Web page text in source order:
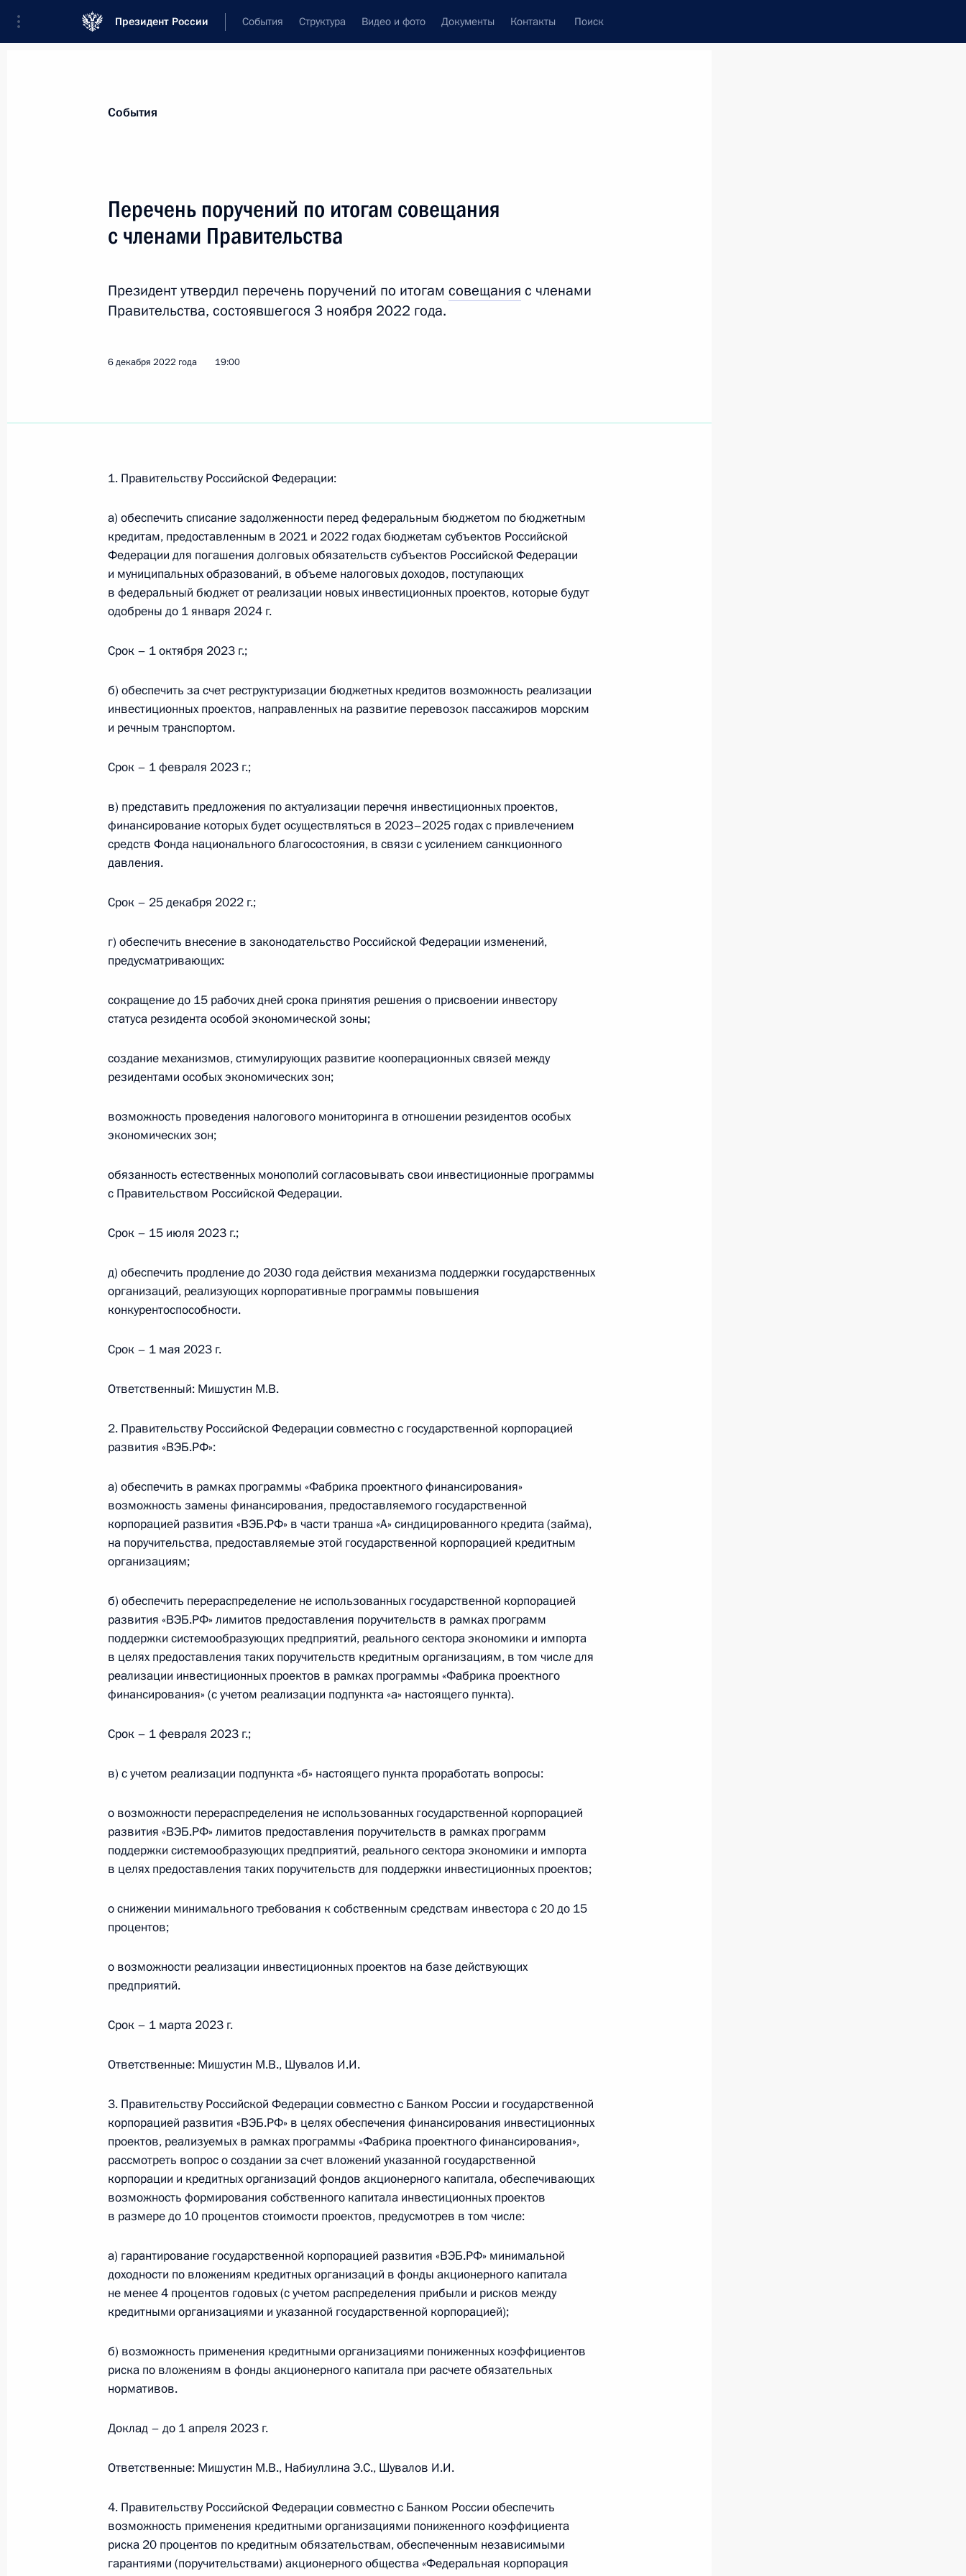
Президент России События Структура Видео и фото Документы Контакты Поиск
Показать следующие материалы
Пасечником
20 декабря 2022 года, 21:10
внешнего санкционного давления
Заседание Совета по стратегическому развитию
и национальным проектам
15 декабря 2022 года, 17:20
Перечень поручений по итогам совещания с членами
Встреча с главой «Деловой России» Алексеем Репиком
Перечень поручений по итогам совещания с членами
Правительства
6 декабря 2022 года, 19:00
о государственной кадастровой оценке
при продаже государственного и муниципального имущества
стоимостью менее 100 миллионов рублей
Внесены изменения в статьи 9 и 23 закона о валютном
регулировании и валютном контроле
Законодательно расширены полномочия антимонопольного
органа при проведении проверок
Продлён срок снятия ограничения на совершение сделок
площадей в ритейле
5 декабря 2022 года, 14:45
Подписан закон о ратификации Протокола № 2 о внесении
изменений в российско-белорусское межправсоглашение
о предоставлении правительству Белоруссии государственного
5 декабря 2022 года, 13:35
Подписан закон о ратификации Протокола о внесении
изменения в российско-казахстанское межправсоглашение
о торгово-экономическом сотрудничестве в области поставок
нефти и нефтепродуктов
Внесены изменения в закон о расчёте тарифа страхового взноса
на обязательное медицинское страхование неработающего
населения
5 декабря 2022 года, 12:35
закона о прожиточном минимуме
5 декабря 2022 года, 12:20
медицинского страхования на 2023 год и на плановый период
5 декабря 2022 года, 12:10
Форум межрегионального сотрудничества России и Казахстана
28 ноября 2022 года, 13:50
Встреча с председателем комиссии РСПП по производству
и рынку минеральных удобрений Дмитрием Мазепиным
23 ноября 2022 года, 10:00
Подписан закон, направленный на совершенствование
осуществлении производства по делу о банкротстве
Встреча с директором Фонда развития промышленности
Романом Петруцей
17 ноября 2022 года, 14:10
События
Перечень поручений по итогам совещания
с членами Правительства
Президент утвердил перечень поручений по итогам совещания с членами
Правительства, состоявшегося 3 ноября 2022 года.
6 декабря 2022 года 19:00
1. Правительству Российской Федерации:
а) обеспечить списание задолженности перед федеральным бюджетом по бюджетным
кредитам, предоставленным в 2021 и 2022 годах бюджетам субъектов Российской
Федерации для погашения долговых обязательств субъектов Российской Федерации
и муниципальных образований, в объеме налоговых доходов, поступающих
в федеральный бюджет от реализации новых инвестиционных проектов, которые будут
одобрены до 1 января 2024 г.
Срок – 1 октября 2023 г.;
б) обеспечить за счет реструктуризации бюджетных кредитов возможность реализации
инвестиционных проектов, направленных на развитие перевозок пассажиров морским
и речным транспортом.
Срок – 1 февраля 2023 г.;
в) представить предложения по актуализации перечня инвестиционных проектов,
финансирование которых будет осуществляться в 2023–2025 годах с привлечением
средств Фонда национального благосостояния, в связи с усилением санкционного
давления.
Срок – 25 декабря 2022 г.;
г) обеспечить внесение в законодательство Российской Федерации изменений,
предусматривающих:
сокращение до 15 рабочих дней срока принятия решения о присвоении инвестору
статуса резидента особой экономической зоны;
создание механизмов, стимулирующих развитие кооперационных связей между
резидентами особых экономических зон;
возможность проведения налогового мониторинга в отношении резидентов особых
экономических зон;
обязанность естественных монополий согласовывать свои инвестиционные программы
с Правительством Российской Федерации.
Срок – 15 июля 2023 г.;
д) обеспечить продление до 2030 года действия механизма поддержки государственных
организаций, реализующих корпоративные программы повышения
конкурентоспособности.
Срок – 1 мая 2023 г.
Ответственный: Мишустин М.В.
2. Правительству Российской Федерации совместно с государственной корпорацией
развития «ВЭБ.РФ»:
а) обеспечить в рамках программы «Фабрика проектного финансирования»
возможность замены финансирования, предоставляемого государственной
корпорацией развития «ВЭБ.РФ» в части транша «А» синдицированного кредита (займа),
на поручительства, предоставляемые этой государственной корпорацией кредитным
организациям;
б) обеспечить перераспределение не использованных государственной корпорацией
развития «ВЭБ.РФ» лимитов предоставления поручительств в рамках программ
поддержки системообразующих предприятий, реального сектора экономики и импорта
в целях предоставления таких поручительств кредитным организациям, в том числе для
реализации инвестиционных проектов в рамках программы «Фабрика проектного
финансирования» (с учетом реализации подпункта «а» настоящего пункта).
Срок – 1 февраля 2023 г.;
в) с учетом реализации подпункта «б» настоящего пункта проработать вопросы:
о возможности перераспределения не использованных государственной корпорацией
развития «ВЭБ.РФ» лимитов предоставления поручительств в рамках программ
поддержки системообразующих предприятий, реального сектора экономики и импорта
в целях предоставления таких поручительств для поддержки инвестиционных проектов;
о снижении минимального требования к собственным средствам инвестора с 20 до 15
процентов;
о возможности реализации инвестиционных проектов на базе действующих
предприятий.
Срок – 1 марта 2023 г.
Ответственные: Мишустин М.В., Шувалов И.И.
3. Правительству Российской Федерации совместно с Банком России и государственной
корпорацией развития «ВЭБ.РФ» в целях обеспечения финансирования инвестиционных
проектов, реализуемых в рамках программы «Фабрика проектного финансирования»,
рассмотреть вопрос о создании за счет вложений указанной государственной
корпорации и кредитных организаций фондов акционерного капитала, обеспечивающих
возможность формирования собственного капитала инвестиционных проектов
в размере до 10 процентов стоимости проектов, предусмотрев в том числе:
а) гарантирование государственной корпорацией развития «ВЭБ.РФ» минимальной
доходности по вложениям кредитных организаций в фонды акционерного капитала
не менее 4 процентов годовых (с учетом распределения прибыли и рисков между
кредитными организациями и указанной государственной корпорацией);
б) возможность применения кредитными организациями пониженных коэффициентов
риска по вложениям в фонды акционерного капитала при расчете обязательных
нормативов.
Доклад – до 1 апреля 2023 г.
Ответственные: Мишустин М.В., Набиуллина Э.С., Шувалов И.И.
4. Правительству Российской Федерации совместно с Банком России обеспечить
возможность применения кредитными организациями пониженного коэффициента
риска 20 процентов по кредитным обязательствам, обеспеченным независимыми
гарантиями (поручительствами) акционерного общества «Федеральная корпорация